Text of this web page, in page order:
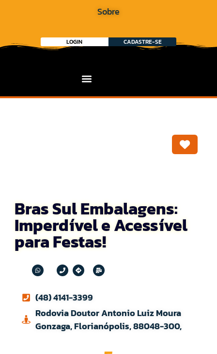
Sobre
LOGIN CADASTRE-SE
Bras Sul Embalagens:
Imperdível e Acessível
para Festas!
(48) 4141-3399
Rodovia Doutor Antonio Luiz Moura
Gonzaga, Florianópolis, 88048-300,